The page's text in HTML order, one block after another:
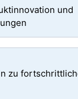
und
zu